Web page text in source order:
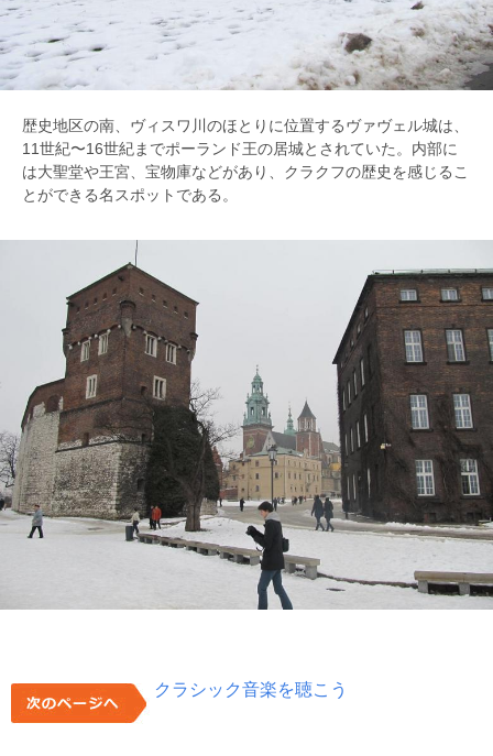
歴史地区の南、ヴィスワ川のほとりに位置するヴァヴェル城は、
11世紀〜16世紀までポーランド王の居城とされていた。内部に
は大聖堂や王宮、宝物庫などがあり、クラクフの歴史を感じるこ
とができる名スポットである。
クラシック音楽を聴こう